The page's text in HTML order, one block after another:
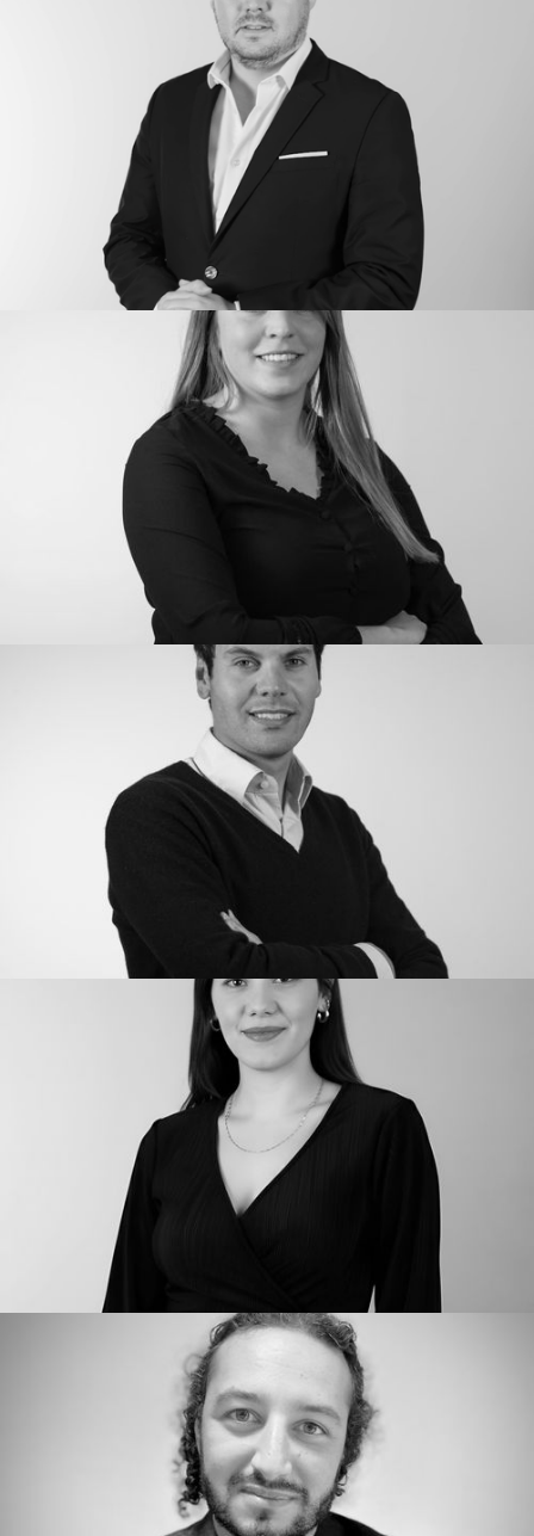
MARINA LEBADEZET
Directrice générale adjointe - RH & finance
Direction
ROMAIN DUSSART
Directeur des Projets Innovations
ADELINE JOUANNE
Relation Entreprises et Membres
CHARLES VARLET
Directeur Consulting & Corporate Training
Insights, Formation, Conseil
ALEXANDRA JEVREMOVIC
Directrice marketing digitale & performance
Opérations